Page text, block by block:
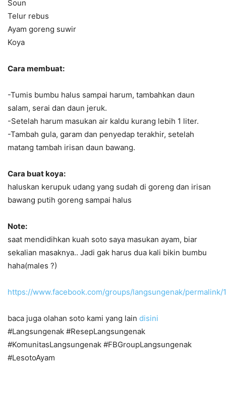
Soun
Telur rebus
Ayam goreng suwir
Koya
Cara membuat:
-Tumis bumbu halus sampai harum, tambahkan daun
salam, serai dan daun jeruk.
-Setelah harum masukan air kaldu kurang lebih 1 liter.
-Tambah gula, garam dan penyedap terakhir, setelah
matang tambah irisan daun bawang.
Cara buat koya:
haluskan kerupuk udang yang sudah di goreng dan irisan
bawang putih goreng sampai halus
Note:
saat mendidihkan kuah soto saya masukan ayam, biar
sekalian masaknya.. Jadi gak harus dua kali bikin bumbu
haha(males ?)
https://www.facebook.com/groups/langsungenak/
baca juga olahan soto kami yang lain disini
#Langsungenak #ResepLangsungenak
#KomunitasLangsungenak #FBGroupLangsungenak
#LesotoAyam